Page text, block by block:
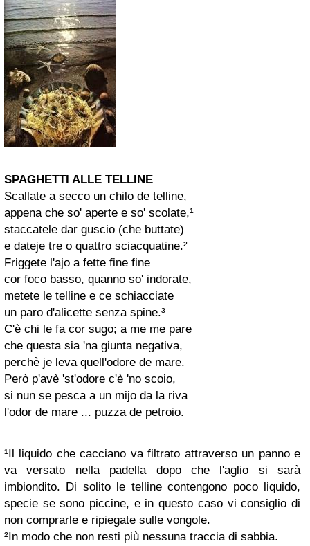
SPAGHETTI ALLE TELLINE
Scallate a secco un chilo de telline,
appena che so' aperte e so' scolate,¹
staccatele dar guscio (che buttate)
e dateje tre o quattro sciacquatine.²
Friggete l'ajo a fette fine fine
cor foco basso, quanno so' indorate,
metete le telline e ce schiacciate
un paro d'alicette senza spine.³
C'è chi le fa cor sugo; a me me pare
che questa sia 'na giunta negativa,
perchè je leva quell'odore de mare.
Però p'avè 'st'odore c'è 'no scoio,
si nun se pesca a un mijo da la riva
l'odor de mare ... puzza de petroio.
¹Il liquido che cacciano va filtrato attraverso un panno e
va versato nella padella dopo che l'aglio si sarà
imbiondito. Di solito le telline contengono poco liquido,
specie se sono piccine, e in questo caso vi consiglio di
non comprarle e ripiegate sulle vongole.
²In modo che non resti più nessuna traccia di sabbia.